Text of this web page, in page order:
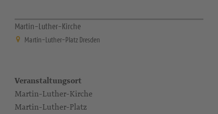
Martin-Luther-Kirche
Martin-Luther-Platz Dresden
Veranstaltungsort
Martin-Luther-Kirche
Martin-Luther-Platz